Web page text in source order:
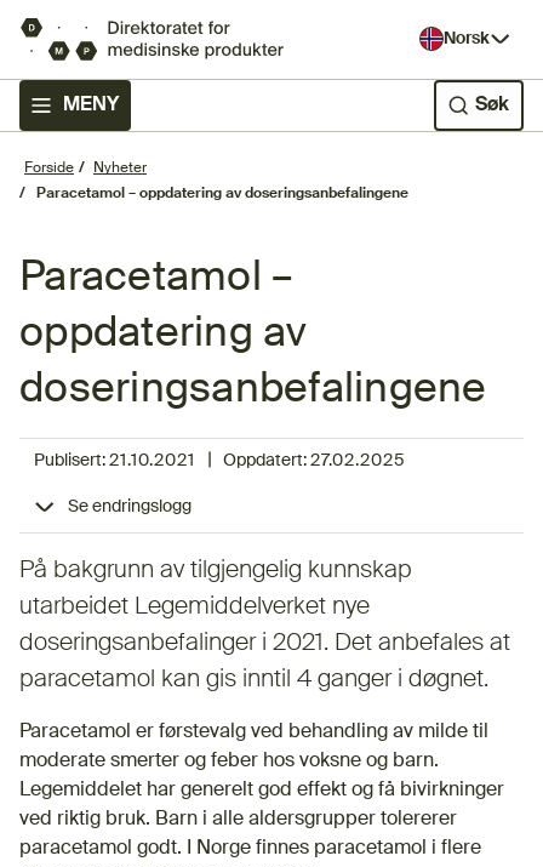
Norsk
MENY Søk
Forside
Nyheter
Paracetamol – oppdatering av doseringsanbefalingene
Paracetamol –
oppdatering av
doseringsanbefalingene
Publisert: 21.10.2021 Oppdatert:27.02.2025
Se endringslogg
På bakgrunn av tilgjengelig kunnskap
utarbeidet Legemiddelverket nye
doseringsanbefalinger i 2021. Det anbefales at
paracetamol kan gis inntil 4 ganger i døgnet.
Paracetamol er førstevalg ved behandling av milde til
moderate smerter og feber hos voksne og barn.
Legemiddelet har generelt god effekt og få bivirkninger
ved riktig bruk. Barn i alle aldersgrupper tolererer
paracetamol godt. I Norge finnes paracetamol i flere